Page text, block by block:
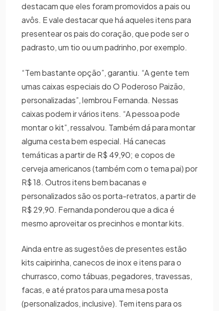
destacam que eles foram promovidos a pais ou
avôs. E vale destacar que há aqueles itens para
presentear os pais do coração, que pode ser o
padrasto, um tio ou um padrinho, por exemplo.
“Tem bastante opção”, garantiu. “A gente tem
umas caixas especiais do O Poderoso Paizão,
personalizadas”, lembrou Fernanda. Nessas
caixas podem ir vários itens. “A pessoa pode
montar o kit”, ressalvou. Também dá para montar
alguma cesta bem especial. Há canecas
temáticas a partir de R$ 49,90; e copos de
cerveja americanos (também com o tema pai) por
R$ 18. Outros itens bem bacanas e
personalizados são os porta-retratos, a partir de
R$ 29,90. Fernanda ponderou que a dica é
mesmo aproveitar os precinhos e montar kits.
Ainda entre as sugestões de presentes estão
kits caipirinha, canecos de inox e itens para o
churrasco, como tábuas, pegadores, travessas,
facas, e até pratos para uma mesa posta
(personalizados, inclusive). Tem itens para os